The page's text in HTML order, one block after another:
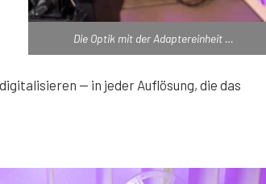
Die Optik mit der Adaptereinheit …
— in jeder Auflösung, die das